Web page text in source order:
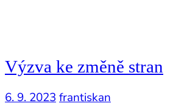
Výzva ke změně stran
6. 9. 2023 frantiskan